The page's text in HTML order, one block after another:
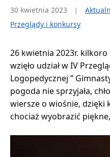
30 kwietnia 2023
Przeglądy i konkursy
26 kwietnia 2023r.
wzięło udział w IV
Logopedycznej ”
pogoda nie sprzyjała,
wiersze o wiośnie,
chociaż wyobrazić